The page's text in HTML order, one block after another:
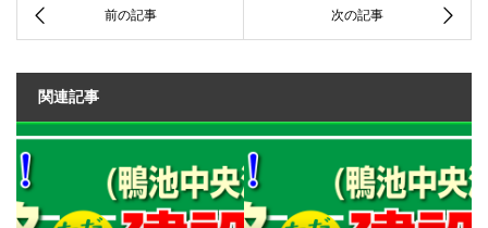
関連記事